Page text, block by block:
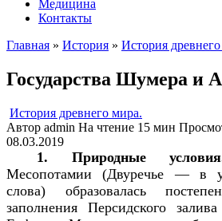
Медицина
Контакты
Главная » История » История
Государства Шумера и
История древнего мира.
Автор admin На чтение 15 мин
08.03.2019
1. Природные
Месопотамии (Двуречье — в
слова) образовалась
заполнения Персидского